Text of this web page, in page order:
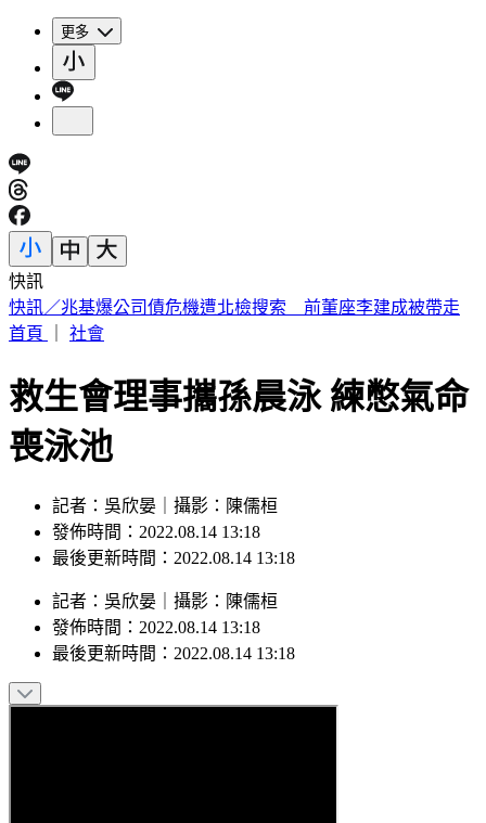
更多
快訊
快訊／菲律賓又爆5.0地震 震源深度35公里
首頁
社會
救生會理事攜孫晨泳 練憋氣命
喪泳池
記者：吳欣晏｜攝影：陳儒桓
發佈時間：2022.08.14 13:18
最後更新時間：2022.08.14 13:18
記者 ： 吳欣晏 攝影 ： 陳儒桓
發佈時間： 2022.08.14 13:18
最後更新時間： 2022.08.14 13:18